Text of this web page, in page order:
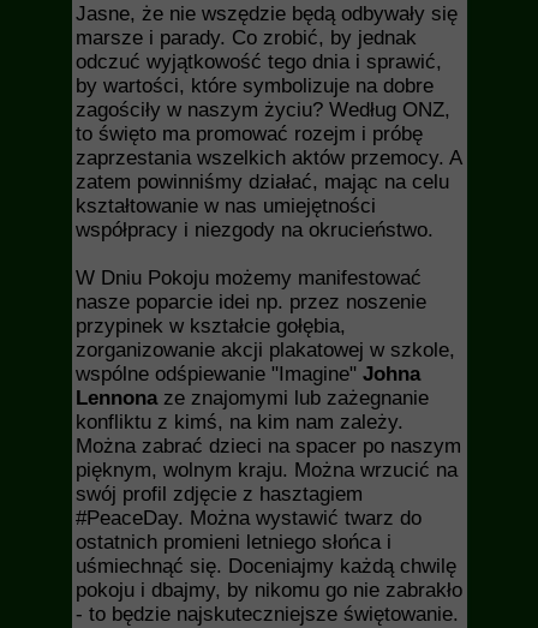
Jasne, że nie wszędzie będą odbywały się
marsze i parady. Co zrobić, by jednak
odczuć wyjątkowość tego dnia i sprawić,
by wartości, które symbolizuje na dobre
zagościły w naszym życiu? Według ONZ,
to święto ma promować rozejm i próbę
zaprzestania wszelkich aktów przemocy. A
zatem powinniśmy działać, mając na celu
kształtowanie w nas umiejętności
współpracy i niezgody na okrucieństwo.
W Dniu Pokoju możemy manifestować
nasze poparcie idei np. przez noszenie
przypinek w kształcie gołębia,
zorganizowanie akcji plakatowej w szkole,
wspólne odśpiewanie "Imagine" Johna
Lennonaze znajomymi lub zażegnanie
konfliktu z kimś, na kim nam zależy.
Można zabrać dzieci na spacer po naszym
pięknym, wolnym kraju. Można wrzucić na
swój profil zdjęcie z hasztagiem
#PeaceDay. Można wystawić twarz do
ostatnich promieni letniego słońca i
uśmiechnąć się. Doceniajmy każdą chwilę
pokoju i dbajmy, by nikomu go nie zabrakło
- to będzie najskuteczniejsze świętowanie.